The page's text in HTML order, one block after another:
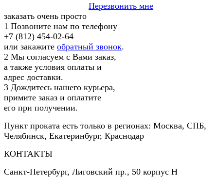
Перезвонить мне
заказать очень просто
1 Позвоните нам по телефону
+7 (812) 454-02-64
или закажите обратный звонок.
2 Мы согласуем с Вами заказ,
а также условия оплаты и
адрес доставки.
3 Дождитесь нашего курьера,
примите заказ и оплатите
его при получении.
Пункт проката есть только в регионах: Москва, СПБ,
Челябинск, Екатеринбург, Краснодар
КОНТАКТЫ
Санкт-Петербург, Лиговский пр., 50 корпус Н